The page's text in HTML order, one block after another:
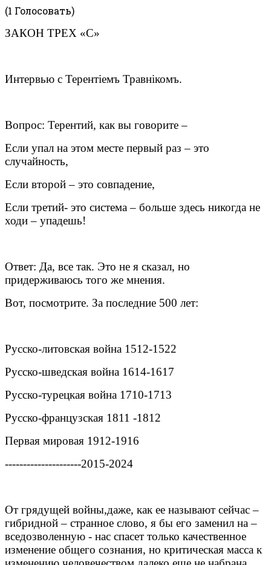
(1 Голосовать)
ЗАКОН ТРЕХ «С»
Интервью с Терентiемъ Травнiкомъ.
Вопрос: Терентий, как вы говорите –
Если упал на этом месте первый раз – это
случайность,
Если второй – это совпадение,
Если третий- это система – больше здесь никогда не
ходи – упадешь!
Ответ: Да, все так. Это не я сказал, но
придерживаюсь того же мнения.
Вот, посмотрите. За последние 500 лет:
Русско-литовская война 1512-1522
Русско-шведская война 1614-1617
Русско-турецкая война 1710-1713
Русско-французская 1811 -1812
Первая мировая 1912-1916
---------------------2015-2024
От грядущей войны,даже, как ее называют сейчас –
гибридной – странное слово, я бы его заменил на –
вседозволенную - нас спасет только качественное
изменение общего сознания, но критическая масса к